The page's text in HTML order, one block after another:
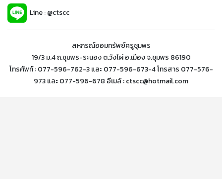
Line : @ctscc
สหกรณ์ออมทรัพย์ครูชุมพร
19/3 ม.4 ถ.ชุมพร-ระนอง ต.วังไผ่ อ.เมือง จ.ชุมพร 86190
โทรศัพท์ : 077-596-762-3 และ 077-596-673-4 โทรสาร 077-576-
973 และ 077-596-678 อีเมล์ : ctscc@hotmail.com